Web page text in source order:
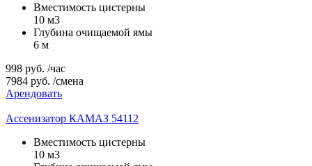
Вместимость цистерны
10 м3
Глубина очищаемой ямы
6 м
998 руб. /час
7984 руб. /смена
Арендовать
Ассенизатор КАМАЗ 54112
Вместимость цистерны
10 м3